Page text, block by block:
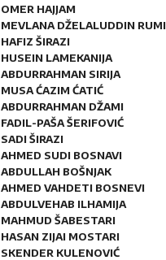
OMER HAJJAM
MEVLANA DŽELALUDDIN RUMI
HAFIZ ŠIRAZI
HUSEIN LAMEKANIJA
ABDURRAHMAN SIRIJA
MUSA ĆAZIM ĆATIĆ
ABDURRAHMAN DŽAMI
FADIL-PAŠA ŠERIFOVIĆ
SADI ŠIRAZI
AHMED SUDI BOSNAVI
ABDULLAH BOŠNJAK
AHMED VAHDETI BOSNEVI
ABDULVEHAB ILHAMIJA
MAHMUD ŠABESTARI
HASAN ZIJAI MOSTARI
SKENDER KULENOVIĆ